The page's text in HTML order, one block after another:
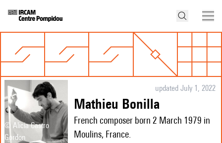
© Alicia Castro
Gordon
updated July 1, 2022
Mathieu Bonilla
French composer born 2 March 1979 in
Moulins, France.